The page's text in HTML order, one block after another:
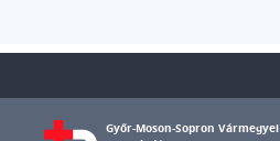
Győr-Moson-Sopron Vármegyei